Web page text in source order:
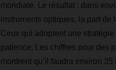
mondiale. Le résultat : dans
instruments optiques, la part
Ceux qui adoptent une
patience. Les chiffres pour des
montrent qu’il faudra environ